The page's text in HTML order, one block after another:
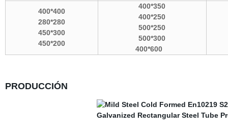
400*400
280*280
450*300
450*200
400*350
400*250
500*250
500*300
400*600
PRODUCCIÓN